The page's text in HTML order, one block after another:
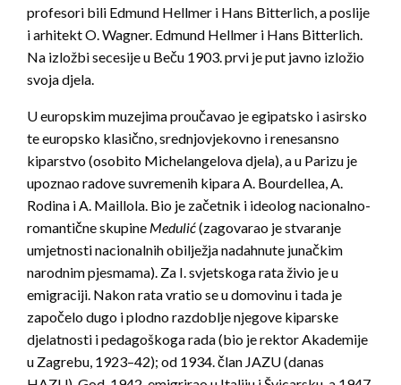
profesori bili Edmund Hellmer i Hans Bitterlich, a poslije
i arhitekt O. Wagner. Edmund Hellmer i Hans Bitterlich.
Na izložbi secesije u Beču 1903. prvi je put javno izložio
svoja djela.
U europskim muzejima proučavao je egipatsko i asirsko
te europsko klasično, srednjovjekovno i renesansno
kiparstvo (osobito Michelangelova djela), a u Parizu je
upoznao radove suvremenih kipara A. Bourdellea, A.
Rodina i A. Maillola. Bio je začetnik i ideolog nacionalno-
romantične skupine Medulić(zagovarao je stvaranje
umjetnosti nacionalnih obilježja nadahnute junačkim
narodnim pjesmama). Za I. svjetskoga rata živio je u
emigraciji. Nakon rata vratio se u domovinu i tada je
započelo dugo i plodno razdoblje njegove kiparske
djelatnosti i pedagoškoga rada (bio je rektor Akademije
u Zagrebu, 1923–42); od 1934. član JAZU (danas